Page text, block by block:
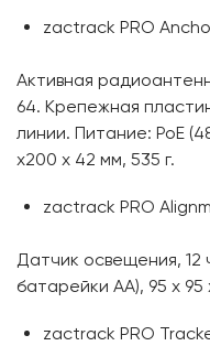
zactrack PRO
Активная
64. Крепежная
линии. Питание: PoE
x200 x 42 мм, 535 г.
zactrack PRO
Датчик освещения, 12
батарейки AA), 95 x 95
zactrack PRO